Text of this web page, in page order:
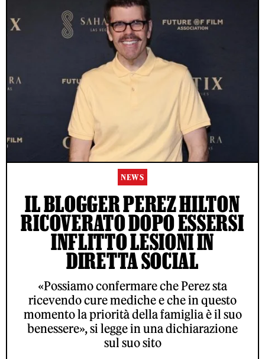
NEWS
IL BLOGGER PEREZ HILTON
RICOVERATO DOPO ESSERSI
INFLITTO LESIONI IN
DIRETTA SOCIAL
«Possiamo confermare che Perez sta
ricevendo cure mediche e che in questo
momento la priorità della famiglia è il suo
benessere», si legge in una dichiarazione
sul suo sito